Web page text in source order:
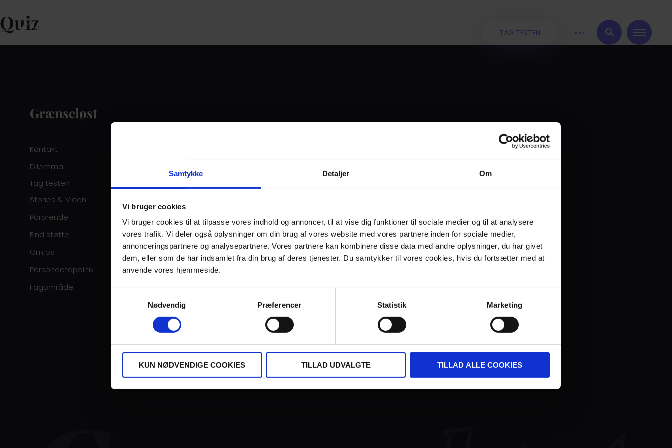
Samtykke Detaljer Om
Vi bruger cookies
Vi bruger cookies til at tilpasse vores indhold og annoncer, til at vise dig funktioner til sociale medier og til at analysere
vores trafik. Vi deler også oplysninger om din brug af vores website med vores partnere inden for sociale medier,
annonceringspartnere og analysepartnere. Vores partnere kan kombinere disse data med andre oplysninger, du har givet
dem, eller som de har indsamlet fra din brug af deres tjenester. Du samtykker til vores cookies, hvis du fortsætter med at
anvende vores hjemmeside.
Nødvendig
Præferencer Statistik Marketing
KUN NØDVENDIGE COOKIES TILLAD UDVALGTE TILLAD ALLE COOKIES
TAG TESTEN
Quiz
Grænseløst
Kontakt
Dilemma
Tag testen
Stories & Viden
Pårørende
Find støtte
Om os
Persondatapolitik
Fagområde